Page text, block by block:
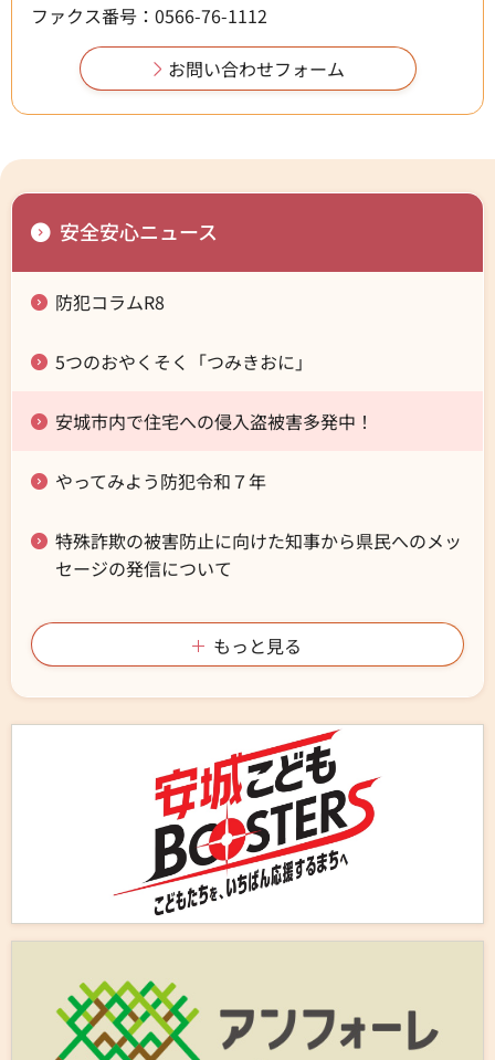
ファクス番号：0566-76-1112
安全安心ニュース
防犯コラムR8
5つのおやくそく「つみきおに」
安城市内で住宅への侵入盗被害多発中！
やってみよう防犯令和７年
特殊詐欺の被害防止に向けた知事から県民へのメッ
セージの発信について
もっと見る